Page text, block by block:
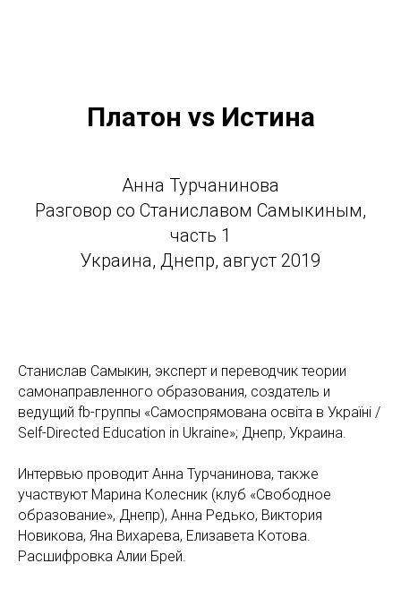
Платон vs Истина
Анна Турчанинова
Разговор со Станиславом Самыкиным,
часть 1
Украина, Днепр, август 2019
Станислав Самыкин, эксперт и переводчик теории
самонаправленного образования, создатель и
ведущий fb-группы «Самоспрямована освіта в Україні /
Self-Directed Education in Ukraine»; Днепр, Украина.
Интервью проводит Анна Турчанинова, также
участвуют Марина Колесник (клуб «Свободное
образование», Днепр), Анна Редько, Виктория
Новикова, Яна Вихарева, Елизавета Котова.
Расшифровка Алии Брей.